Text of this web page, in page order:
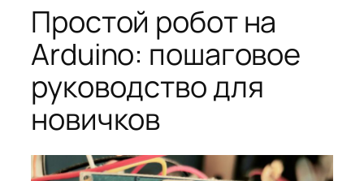
Простой робот на
Arduino: пошаговое
руководство для
новичков